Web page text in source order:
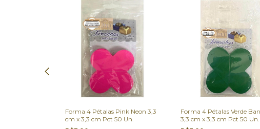
Forma 4 Pétalas Pink Neon 3,3
cm x 3,3 cm Pct 50 Un.
Forma 4 Pétalas Verde
3,3 cm x 3,3 cm Pct 50 Un.